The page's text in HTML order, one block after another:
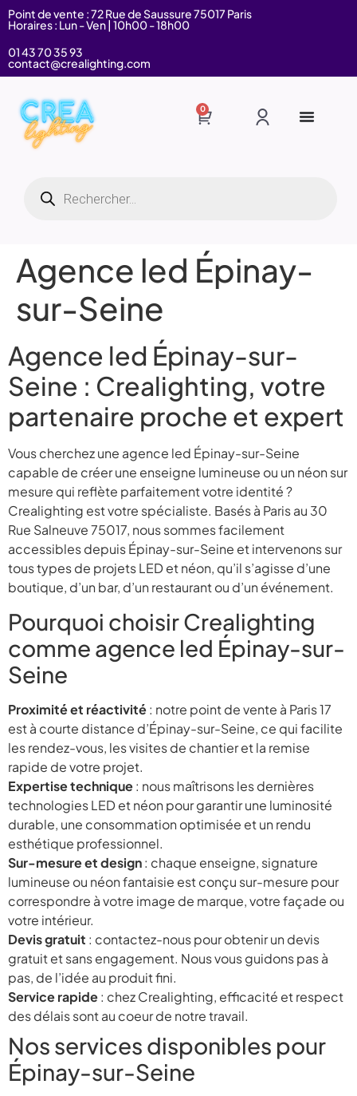
Point de vente : 72 Rue de Saussure 75017 Paris
Horaires : Lun - Ven | 10h00 - 18h00
01 43 70 35 93
contact@crealighting.com
0
Agence led Épinay-
sur-Seine
Agence led Épinay-sur-
Seine : Crealighting, votre
partenaire proche et expert
Vous cherchez une agence led Épinay-sur-Seine
capable de créer une enseigne lumineuse ou un néon sur
mesure qui reflète parfaitement votre identité ?
Crealighting est votre spécialiste. Basés à Paris au 30
Rue Salneuve 75017, nous sommes facilement
accessibles depuis Épinay-sur-Seine et intervenons sur
tous types de projets LED et néon, qu’il s’agisse d’une
boutique, d’un bar, d’un restaurant ou d’un événement.
Pourquoi choisir Crealighting
comme agence led Épinay-sur-
Seine
Proximité et réactivité: notre point de vente à Paris 17
est à courte distance d’Épinay-sur-Seine, ce qui facilite
les rendez-vous, les visites de chantier et la remise
rapide de votre projet.
Expertise technique: nous maîtrisons les dernières
technologies LED et néon pour garantir une luminosité
durable, une consommation optimisée et un rendu
esthétique professionnel.
Sur-mesure et design: chaque enseigne, signature
lumineuse ou néon fantaisie est conçu sur-mesure pour
correspondre à votre image de marque, votre façade ou
votre intérieur.
Devis gratuit : contactez-nous pour obtenir un devis
gratuit et sans engagement. Nous vous guidons pas à
pas, de l’idée au produit fini.
Service rapide: chez Crealighting, efficacité et respect
des délais sont au coeur de notre travail.
Nos services disponibles pour
Épinay-sur-Seine